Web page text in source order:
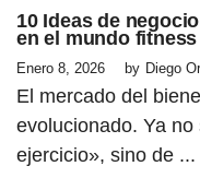
10 Ideas de
en el mundo fitness
Enero 8, 2026 by Diego
El mercado del
evolucionado. Ya
ejercicio», sino de ...